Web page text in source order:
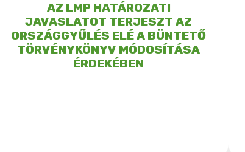
AZ LMP HATÁROZATI
JAVASLATOT TERJESZT AZ
ORSZÁGGYŰLÉS ELÉ A BÜNTETŐ
TÖRVÉNYKÖNYV MÓDOSÍTÁSA
ÉRDEKÉBEN